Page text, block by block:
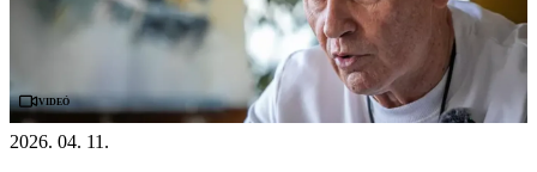
Videó
2026. 04. 11.